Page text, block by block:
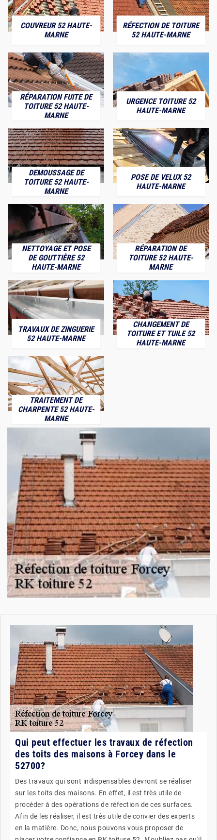
COUVREUR 52 HAUTE-
MARNE
RÉFECTION DE TOITURE
52 HAUTE-MARNE
RÉPARATION FUITE DE
TOITURE 52 HAUTE-
MARNE
URGENCE TOITURE 52
HAUTE-MARNE
DEMOUSSAGE DE
TOITURE 52 HAUTE-
MARNE
POSE DE VELUX 52
HAUTE-MARNE
NETTOYAGE ET POSE
DE GOUTTIÈRE 52
HAUTE-MARNE
RÉPARATION DE
TOITURE 52 HAUTE-
MARNE
TRAVAUX DE ZINGUERIE
52 HAUTE-MARNE
CHANGEMENT DE
TOITURE ET TUILE 52
HAUTE-MARNE
TRAITEMENT DE
CHARPENTE 52 HAUTE-
MARNE
Qui peut effectuer les travaux de réfection
des toits des maisons à Forcey dans le
52700?
Des travaux qui sont indispensables devront se réaliser
sur les toits des maisons. En effet, il est très utile de
procéder à des opérations de réfection de ces surfaces.
Afin de les réaliser, il est très utile de convier des experts
en la matière. Donc, nous pouvons vous proposer de